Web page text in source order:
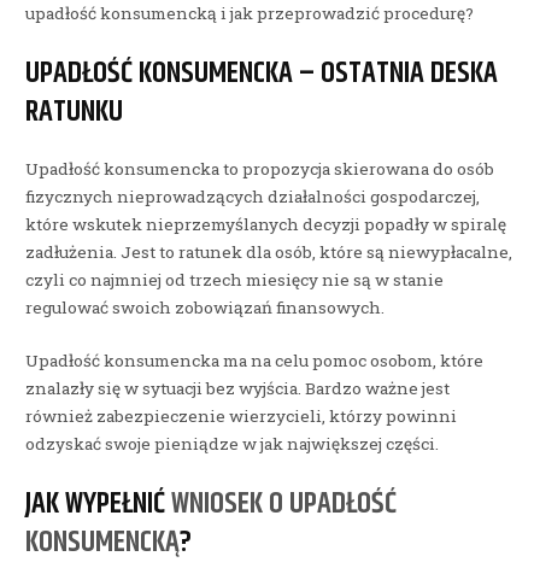
upadłość konsumencką i jak przeprowadzić procedurę?
UPADŁOŚĆ KONSUMENCKA – OSTATNIA DESKA
RATUNKU
Upadłość konsumencka to propozycja skierowana do osób
fizycznych nieprowadzących działalności gospodarczej,
które wskutek nieprzemyślanych decyzji popadły w spiralę
zadłużenia. Jest to ratunek dla osób, które są niewypłacalne,
czyli co najmniej od trzech miesięcy nie są w stanie
regulować swoich zobowiązań finansowych.
Upadłość konsumencka ma na celu pomoc osobom, które
znalazły się w sytuacji bez wyjścia. Bardzo ważne jest
również zabezpieczenie wierzycieli, którzy powinni
odzyskać swoje pieniądze w jak największej części.
JAK WYPEŁNIĆWNIOSEK O UPADŁOŚĆ
KONSUMENCKĄ?